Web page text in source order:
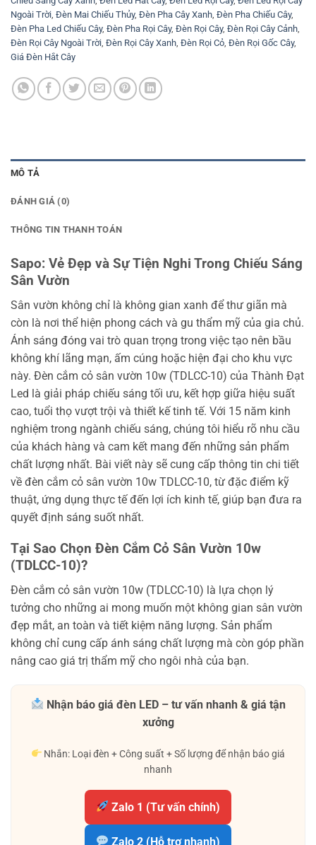
Ngoài Trời, Đèn Mai Chiếu Thủy, Đèn Pha Cây Xanh, Đèn Pha Chiếu Cây,
Đèn Pha Led Chiếu Cây, Đèn Pha Rọi Cây, Đèn Rọi Cây, Đèn Rọi Cây Cảnh,
Đèn Rọi Cây Ngoài Trời, Đèn Rọi Cây Xanh, Đèn Rọi Cỏ, Đèn Rọi Gốc Cây,
Giá Đèn Hắt Cây
MÔ TẢ
ĐÁNH GIÁ (0)
THÔNG TIN THANH TOÁN
Sapo: Vẻ Đẹp và Sự Tiện Nghi Trong Chiếu Sáng
Sân Vườn
Sân vườn không chỉ là không gian xanh để thư giãn mà
còn là nơi thể hiện phong cách và gu thẩm mỹ của gia chủ.
Ánh sáng đóng vai trò quan trọng trong việc tạo nên bầu
không khí lãng mạn, ấm cúng hoặc hiện đại cho khu vực
này. Đèn cắm cỏ sân vườn 10w (TDLCC-10) của Thành Đạt
Led là giải pháp chiếu sáng tối ưu, kết hợp giữa hiệu suất
cao, tuổi thọ vượt trội và thiết kế tinh tế. Với 15 năm kinh
nghiệm trong ngành chiếu sáng, chúng tôi hiểu rõ nhu cầu
của khách hàng và cam kết mang đến những sản phẩm
chất lượng nhất. Bài viết này sẽ cung cấp thông tin chi tiết
về đèn cắm cỏ sân vườn 10w TDLCC-10, từ đặc điểm kỹ
thuật, ứng dụng thực tế đến lợi ích kinh tế, giúp bạn đưa ra
quyết định sáng suốt nhất.
Tại Sao Chọn Đèn Cắm Cỏ Sân Vườn 10w
(TDLCC-10)?
Đèn cắm cỏ sân vườn 10w (TDLCC-10) là lựa chọn lý
tưởng cho những ai mong muốn một không gian sân vườn
đẹp mắt, an toàn và tiết kiệm năng lượng. Sản phẩm
không chỉ cung cấp ánh sáng chất lượng mà còn góp phần
nâng cao giá trị thẩm mỹ cho ngôi nhà của bạn.
Nhận báo giá đèn LED – tư vấn nhanh & giá tận
xưởng
Nhắn: Loại đèn + Công suất + Số lượng để nhận báo giá
nhanh
Zalo 1 (Tư vấn chính)
Zalo 2 (Hỗ trợ nhanh)